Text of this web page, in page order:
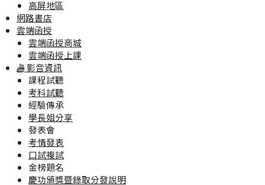
高屏地區
網路書店
雲端函授
雲端函授商城
雲端函授上課
影音資訊
課程試聽
考科試聽
經驗傳承
學長姐分享
發表會
考情發表
口試複試
金榜題名
慶功頒獎暨錄取分發說明